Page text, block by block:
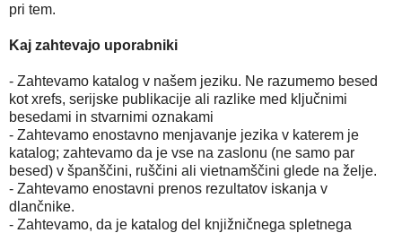
pri tem.
Kaj zahtevajo uporabniki
- Zahtevamo katalog v našem jeziku. Ne razumemo besed
kot xrefs, serijske publikacije ali razlike med ključnimi
besedami in stvarnimi oznakami
- Zahtevamo enostavno menjavanje jezika v katerem je
katalog; zahtevamo da je vse na zaslonu (ne samo par
besed) v španščini, ruščini ali vietnamščini glede na želje.
- Zahtevamo enostavni prenos rezultatov iskanja v
dlančnike.
- Zahtevamo, da je katalog del knjižničnega spletnega